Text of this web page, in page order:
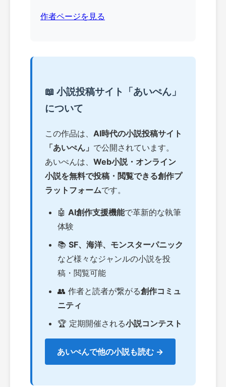
作者ページを見る
📖 小説投稿サイト「あいぺん」
について
この作品は、 AI時代の小説投稿サイト
「あいぺん」 で公開されています。
あいぺんは、 Web小説・オンライン
小説を無料で投稿・閲覧できる創作プ
ラットフォームです。
🤖 AI創作支援機能で革新的な執筆
体験
📚 SF、海洋、モンスターパニック
など様々なジャンルの小説を投
稿・閲覧可能
👥 作者と読者が繋がる創作コミュ
ニティ
🏆 定期開催される小説コンテスト
あいぺんで他の小説も読む →